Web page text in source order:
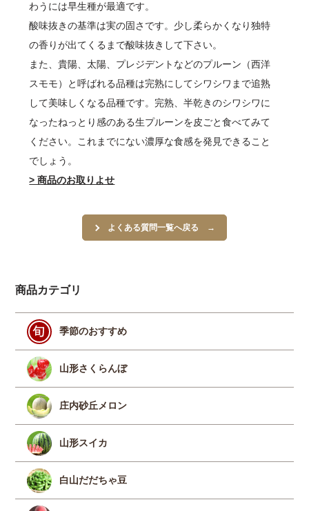
わうには早生種が最適です。
酸味抜きの基準は実の固さです。少し柔らかくなり独特
の香りが出てくるまで酸味抜きして下さい。
また、貴陽、太陽、プレジデントなどのプルーン（西洋
スモモ）と呼ばれる品種は完熟にしてシワシワまで追熟
して美味しくなる品種です。完熟、半乾きのシワシワに
なったねっとり感のある生プルーンを皮ごと食べてみて
ください。これまでにない濃厚な食感を発見できること
でしょう。
> 商品のお取りよせ
よくある質問一覧へ戻る
商品カテゴリ
季節のおすすめ
山形さくらんぼ
庄内砂丘メロン
山形スイカ
白山だだちゃ豆